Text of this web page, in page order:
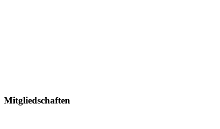
Mitgliedschaften